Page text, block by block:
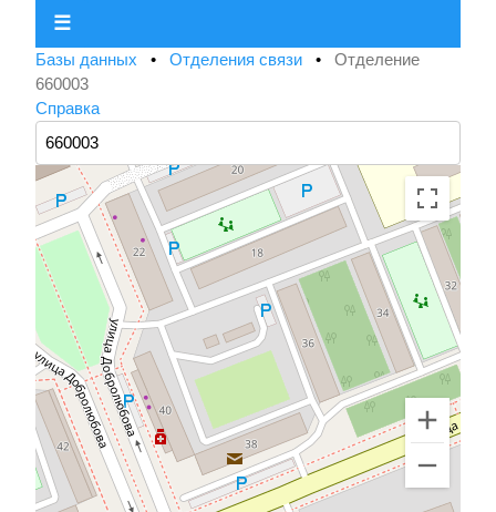
☰
Базы данных • Отделения связи • Отделение
660003
Справка